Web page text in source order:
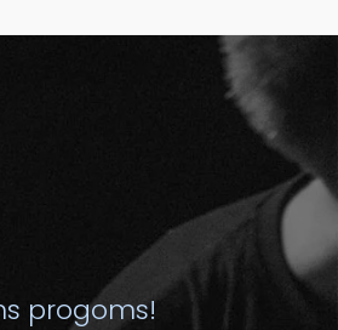
progoms!